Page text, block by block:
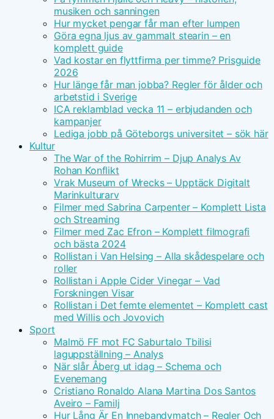
musiken och sanningen
Hur mycket pengar får man efter lumpen
Göra egna ljus av gammalt stearin – en
komplett guide
Vad kostar en flyttfirma per timme? Prisguide
2026
Hur länge får man jobba? Regler för ålder och
arbetstid i Sverige
ICA reklamblad vecka 11 – erbjudanden och
kampanjer
Lediga jobb på Göteborgs universitet – sök här
Kultur
The War of the Rohirrim – Djup Analys Av
Rohan Konflikt
Vrak Museum of Wrecks – Upptäck Digitalt
Marinkulturarv
Filmer med Sabrina Carpenter – Komplett Lista
och Streaming
Filmer med Zac Efron – Komplett filmografi
och bästa 2024
Rollistan i Van Helsing – Alla skådespelare och
roller
Rollistan i Apple Cider Vinegar – Vad
Forskningen Visar
Rollistan i Det femte elementet – Komplett cast
med Willis och Jovovich
Sport
Malmö FF mot FC Saburtalo Tbilisi
laguppställning – Analys
När slår Åberg ut idag – Schema och
Evenemang
Cristiano Ronaldo Alana Martina Dos Santos
Aveiro – Familj
Hur Lång Är En Innebandymatch – Regler Och